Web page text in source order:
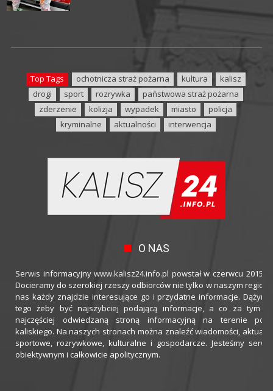
Top Tags ochotnicza straż pożarna kultura
kalisz
drogi
sport rozrywka
państwowa straż pożarna
zderzenie
kolizja wypadek miasto
policja
kryminalne
aktualności interwencja
O NAS
Serwis informacyjny www.kalisz24.info.pl powstał w czerwcu 2015
Docieramy do szerokiej rzeszy odbiorców nie tylko w naszym
nas każdy znajdzie interesujące go i przydatne informacje.
tego żeby być najszybciej podającą informacje, a co za tym
najczęściej odwiedzaną stroną informacyjną na terenie
kaliskiego. Na naszych stronach można znaleźć wiadomości,
sportowe, rozrywkowe, kulturalne i gospodarcze. Jesteśmy
obiektywnym i całkowicie apolitycznym.